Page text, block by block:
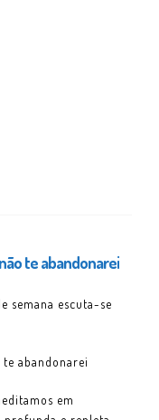
te abandonarei
semana escuta-se
abandonarei
em